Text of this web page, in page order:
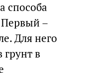
способа
–
Для него
в